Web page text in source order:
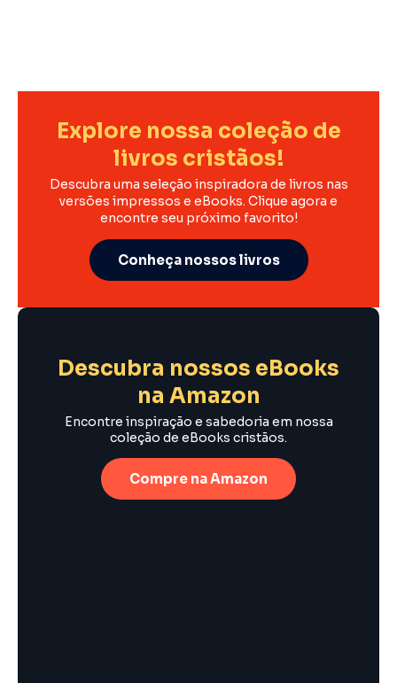
Explore nossa coleção de
livros cristãos!
Descubra uma seleção inspiradora de livros nas
versões impressos e eBooks. Clique agora e
encontre seu próximo favorito!
Conheça nossos livros
Descubra nossos eBooks
na Amazon
Encontre inspiração e sabedoria em nossa
coleção de eBooks cristãos.
Compre na Amazon